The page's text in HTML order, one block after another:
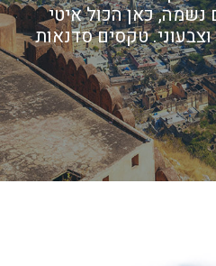
כאן הכול איטי
וצבעוני. טקסים סדנאות